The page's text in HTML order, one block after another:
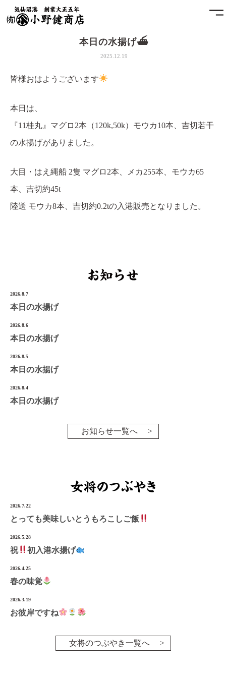
本日の水揚げ⛴
2025.12.19
皆様おはようございます
本日は、
『11桂丸』マグロ2本（120k,50k）モウカ10本、吉切若干
の水揚げがありました。
大目・はえ縄船 2隻 マグロ2本、メカ255本、モウカ65
本、吉切約45t
陸送 モウカ8本、吉切約0.2tの入港販売となりました。
2026.8.7
本日の水揚げ
2026.8.6
本日の水揚げ
2026.8.5
本日の水揚げ
2026.8.4
本日の水揚げ
お知らせ一覧へ
2026.7.22
とっても美味しいとうもろこしご飯
2026.5.28
祝 初入港水揚げ
2026.4.25
春の味覚
2026.3.19
お彼岸ですね
女将のつぶやき一覧へ
小野健商店について
土藏
お問合せ
プライバシーポリシー